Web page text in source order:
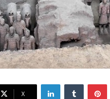
X
LinkedInTumblr